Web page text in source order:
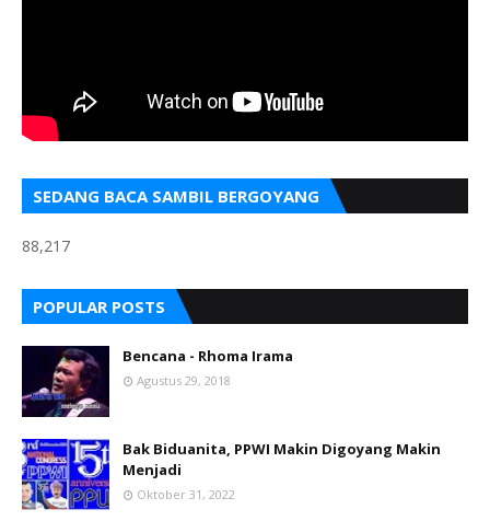
SEDANG BACA SAMBIL BERGOYANG
88,217
POPULAR POSTS
Bencana - Rhoma Irama
Agustus 29, 2018
Bak Biduanita, PPWI Makin Digoyang Makin
Menjadi
Oktober 31, 2022